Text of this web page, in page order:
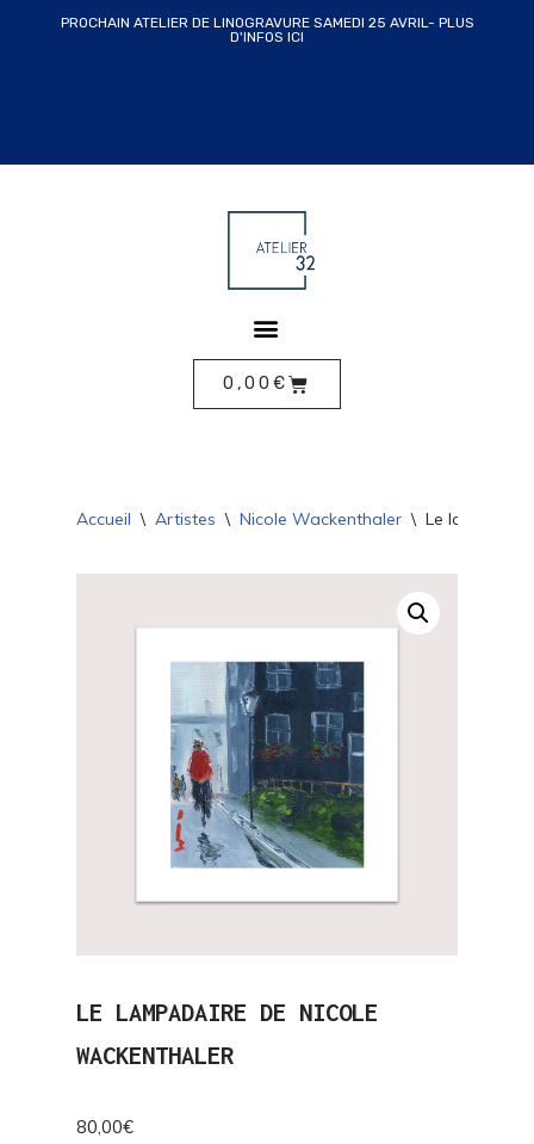
PROCHAIN ATELIER DE LINOGRAVURE SAMEDI 25 AVRIL- PLUS
D'INFOS ICI
0,00 €
Accueil \ Artistes \ Nicole Wackenthaler \ Le
LE LAMPADAIRE DE NICOLE
WACKENTHALER
80,00€